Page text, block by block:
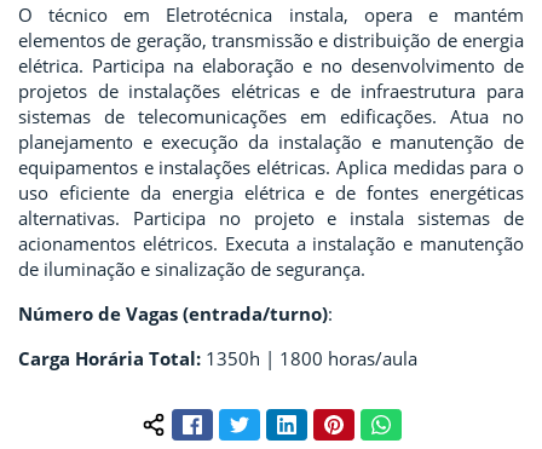
O técnico em Eletrotécnica instala, opera e mantém
elementos de geração, transmissão e distribuição de energia
elétrica. Participa na elaboração e no desenvolvimento de
projetos de instalações elétricas e de infraestrutura para
sistemas de telecomunicações em edificações. Atua no
planejamento e execução da instalação e manutenção de
equipamentos e instalações elétricas. Aplica medidas para o
uso eficiente da energia elétrica e de fontes energéticas
alternativas. Participa no projeto e instala sistemas de
acionamentos elétricos. Executa a instalação e manutenção
de iluminação e sinalização de segurança.
Número de Vagas (entrada/turno):
Carga Horária Total: 1350h | 1800 horas/aula
Compartilhar conteúdo:
FacebookTwitterLinkedInPinterestWhatsApp